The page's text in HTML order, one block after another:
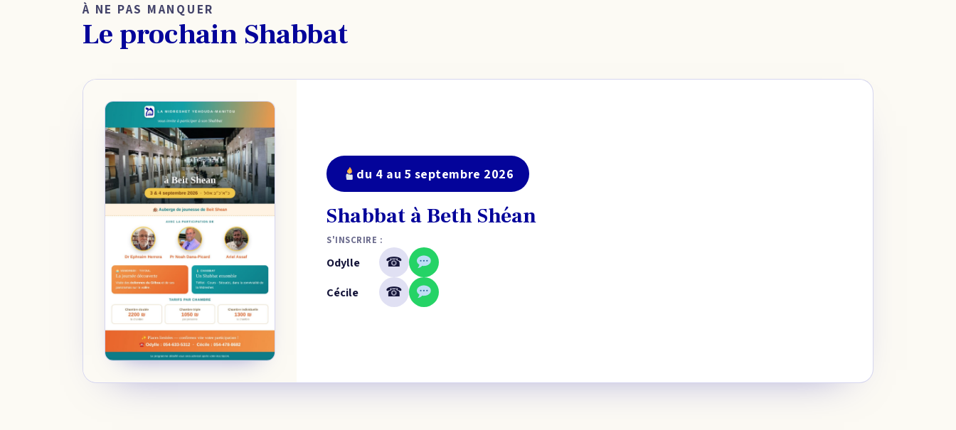
À NE PAS MANQUER
Le prochain Shabbat
du 4 au 5 septembre 2026
Shabbat à Beth Shéan
S'INSCRIRE :
Odylle ☎
Cécile ☎